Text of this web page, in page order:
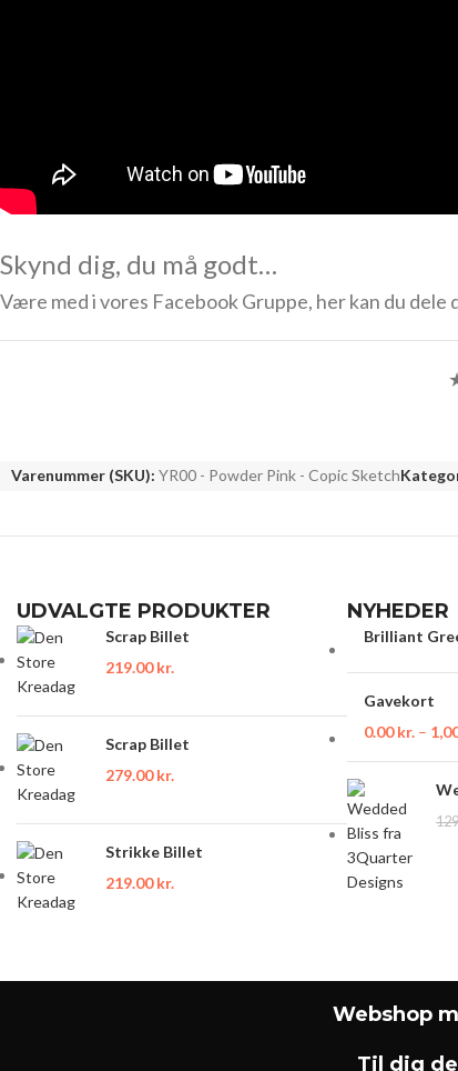
Skynd dig, du må godt…
Være med i vores Facebook Gruppe, her kan du
Varenummer (SKU): YR00 - Powder Pink - Copic Sketch
UDVALGTE PRODUKTER
Scrap Billet
219.00kr.
Scrap Billet
279.00kr.
Strikke Billet
219.00kr.
NYHEDER
Brilliant
Gavekort
0.00kr. –
Webshop
Til dig